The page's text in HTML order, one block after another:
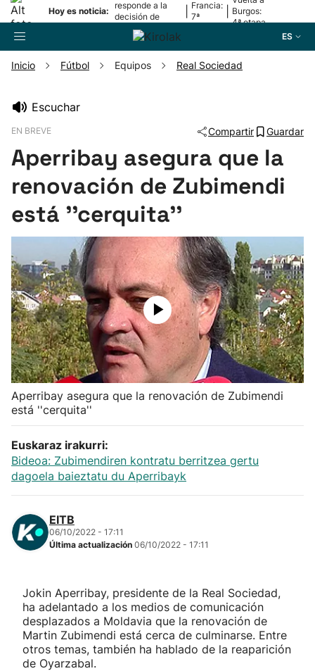
Hoy es noticia:
responde a la
decisión de
Oriamendi
Francia:
7ª
Burgos:
4ª etapa
ES
Pelota
Remo
Baloncesto
Ciclismo
Herri-kirolak
Balonmano
Kirolak 360
Atletismo
Carreras de montaña
Más deportes
Inicio Fútbol Equipos Real Sociedad
Escuchar
EN BREVE Compartir Guardar
Aperribay asegura que la
renovación de Zubimendi
está ''cerquita''
Aperribay asegura que la renovación de Zubimendi
está ''cerquita''
Euskaraz irakurri:
Bideoa: Zubimendiren kontratu berritzea gertu
dagoela baieztatu du Aperribayk
EITB
06/10/2022 - 17:11
Última actualización 06/10/2022 - 17:11
Jokin Aperribay, presidente de la Real Sociedad,
ha adelantado a los medios de comunicación
desplazados a Moldavia que la renovación de
Martin Zubimendi está cerca de culminarse. Entre
otros temas, también ha hablado de la reaparición
de Oyarzabal.